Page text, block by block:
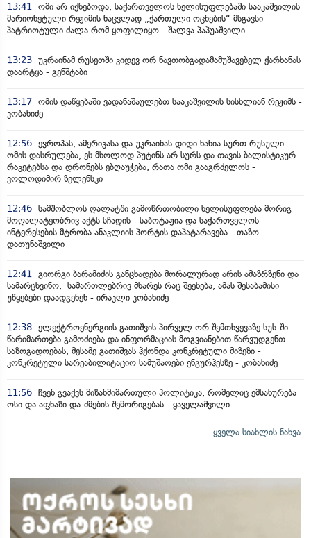
13:41
ომი არ იქნებოდა, საქართველოს ხელისუფლებაში სააკაშვილის
მარიონეტული რეჟიმის ნაცვლად „ქართული ოცნების“ მსგავსი
პატრიოტული ძალა რომ ყოფილიყო - შალვა პაპუაშვილი
13:23 უკრაინამ რუსეთში კიდევ ორ ნავთობგადამამუშავებელ ქარხანას
დაარტყა - გენშტაბი
13:17 ომის დაწყებაში ვადანაშაულებთ სააკაშვილის სისხლიან რეჟიმს -
კობახიძე
12:56 ევროპას, ამერიკასა და უკრაინას დიდი ხანია სურთ რუსული
ომის დასრულება, ეს მხოლოდ პუტინს არ სურს და თავის ბალისტიკურ
რაკეტებსა და დრონებს ებღაუჭება, რათა ომი გააგრძელოს -
ვოლოდიმირ ზელენსკი
12:46 სამშობლოს ღალატში გამოწრთობილი ხელისუფლება მორიგ
მოღალატეობრივ აქტს სჩადის - საბოტაჟია და საქართველოს
ინტერესების მტრობა ანაკლიის პორტის დაპატარავება - თაზო
დათუნაშვილი
12:41
გიორგი ბარამიძის განცხადება მორალურად არის ამაზრზენი და
სამარცხვინო, სამართლებრივ მხარეს რაც შეეხება, ამას შესაბამისი
უწყებები დაადგენენ - ირაკლი კობახიძე
12:38 ელექტროენერგიის გათიშვის პირველ ორ შემთხვევაზე სუს-ში
წარიმართება გამოძიება და ინფორმაციას მოგვიანებით წარვუდგენთ
საზოგადოებას, მესამე გათიშვას ჰქონდა კონკრეტული მიზეზი -
კონკრეტული სარეაბილიტაციო სამუშაოები ენგურჰესზე - კობახიძე
11:56 ჩვენ გვაქვს მიზანმიმართული პოლიტიკა, რომელიც ემსახურება
ოსი და აფხაზი და-ძმების შემორიგებას - ყაველაშვილი
ყველა სიახლის ნახვა